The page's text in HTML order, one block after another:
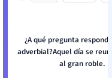
¿A qué pregunta
adverbial?Aquel día se
al gran roble.